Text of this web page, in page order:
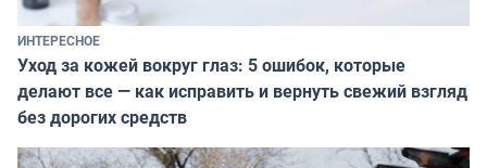
ИНТЕРЕСНОЕ
Уход за кожей вокруг глаз: 5 ошибок, которые
делают все — как исправить и вернуть свежий взгляд
без дорогих средств